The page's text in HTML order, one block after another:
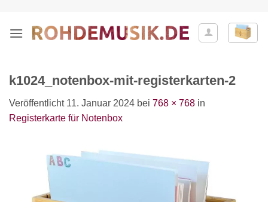
springen
k1024_notenbox-mit-registerkarten-2
Veröffentlicht 11. Januar 2024 bei 768 × 768 in
Registerkarte für Notenbox